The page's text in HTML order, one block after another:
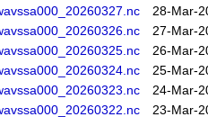
28-Mar-
27-Mar-
26-Mar-
25-Mar-
24-Mar-
23-Mar-